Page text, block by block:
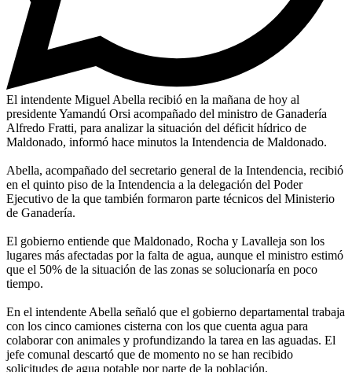
El intendente Miguel Abella recibió en la mañana de hoy al
presidente Yamandú Orsi acompañado del ministro de Ganadería
Alfredo Fratti, para analizar la situación del déficit hídrico de
Maldonado, informó hace minutos la Intendencia de Maldonado.
Abella, acompañado del secretario general de la Intendencia, recibió
en el quinto piso de la Intendencia a la delegación del Poder
Ejecutivo de la que también formaron parte técnicos del Ministerio
de Ganadería.
El gobierno entiende que Maldonado, Rocha y Lavalleja son los
lugares más afectadas por la falta de agua, aunque el ministro estimó
que el 50% de la situación de las zonas se solucionaría en poco
tiempo.
En el intendente Abella señaló que el gobierno departamental trabaja
con los cinco camiones cisterna con los que cuenta agua para
colaborar con animales y profundizando la tarea en las aguadas. El
jefe comunal descartó que de momento no se han recibido
solicitudes de agua potable por parte de la población.